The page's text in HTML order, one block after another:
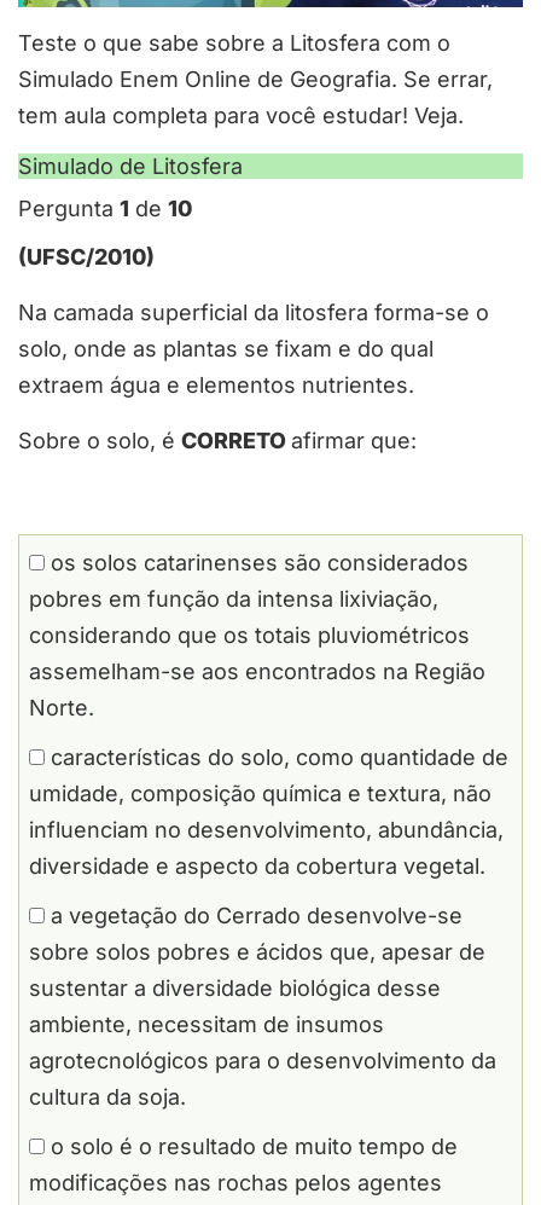
Teste o que sabe sobre a Litosfera com o
Simulado Enem Online de Geografia. Se errar,
tem aula completa para você estudar! Veja.
Simulado de Litosfera
Pergunta 1 de 10
(UFSC/2010)
Na camada superficial da litosfera forma-se o
solo, onde as plantas se fixam e do qual
extraem água e elementos nutrientes.
Sobre o solo, é CORRETOafirmar que:
os solos catarinenses são considerados
pobres em função da intensa lixiviação,
considerando que os totais pluviométricos
assemelham-se aos encontrados na Região
Norte.
características do solo, como quantidade de
umidade, composição química e textura, não
influenciam no desenvolvimento, abundância,
diversidade e aspecto da cobertura vegetal.
a vegetação do Cerrado desenvolve-se
sobre solos pobres e ácidos que, apesar de
sustentar a diversidade biológica desse
ambiente, necessitam de insumos
agrotecnológicos para o desenvolvimento da
cultura da soja.
o solo é o resultado de muito tempo de
modificações nas rochas pelos agentes